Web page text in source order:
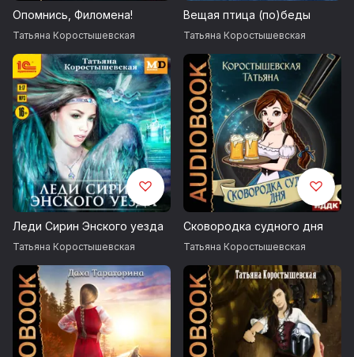
© ИДДК
Опомнись, Филомена!
Татьяна Коростышевская
Вещая птица (по)беды
Татьяна Коростышевская
Леди Сирин Энского уезда
Татьяна Коростышевская
Сковородка судного дня
Татьяна Коростышевская